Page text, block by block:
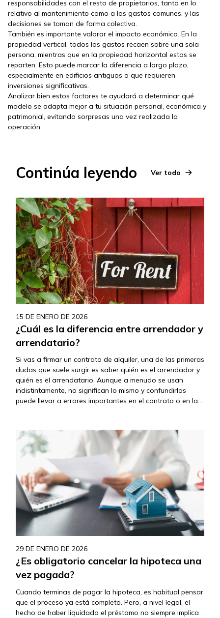
responsabilidades con el resto de propietarios, tanto en lo
relativo al mantenimiento como a los gastos comunes, y las
decisiones se toman de forma colectiva.
También es importante valorar el impacto económico. En la
propiedad vertical, todos los gastos recaen sobre una sola
persona, mientras que en la propiedad horizontal estos se
reparten. Esto puede marcar la diferencia a largo plazo,
especialmente en edificios antiguos o que requieren
inversiones significativas.
Analizar bien estos factores te ayudará a determinar qué
modelo se adapta mejor a tu situación personal, económica y
patrimonial, evitando sorpresas una vez realizada la
operación.
Continúa leyendo Ver todo
15 DE ENERO DE 2026
¿Cuál es la diferencia entre arrendador y
arrendatario?
Si vas a firmar un contrato de alquiler, una de las primeras
dudas que suele surgir es saber quién es el arrendador y
quién es el arrendatario. Aunque a menudo se usan
indistintamente, no significan lo mismo y confundirlos
puede llevar a errores importantes en el contrato o en la
29 DE ENERO DE 2026
¿Es obligatorio cancelar la hipoteca una
vez pagada?
Cuando terminas de pagar la hipoteca, es habitual pensar
que el proceso ya está completo. Pero, a nivel legal, el
hecho de haber liquidado el préstamo no siempre implica